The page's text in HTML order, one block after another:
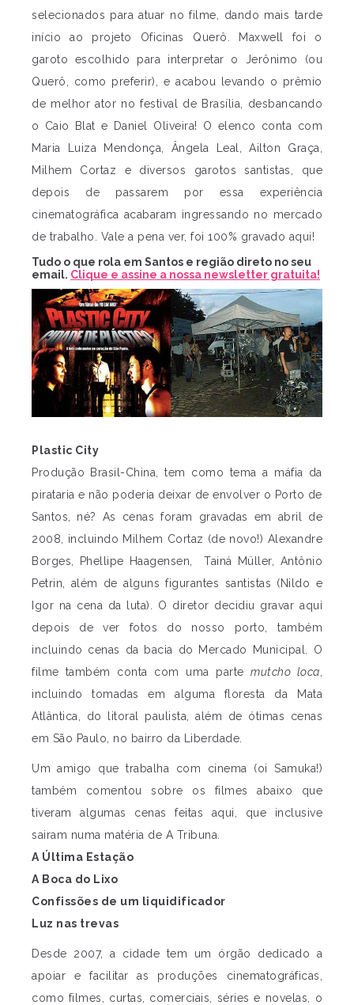
selecionados para atuar no filme, dando mais tarde
início ao projeto Oficinas Querô. Maxwell foi o
garoto escolhido para interpretar o Jerônimo (ou
Querô, como preferir), e acabou levando o prêmio
de melhor ator no festival de Brasília, desbancando
o Caio Blat e Daniel Oliveira! O elenco conta com
Maria Luiza Mendonça, Ângela Leal, Ailton Graça,
Milhem Cortaz e diversos garotos santistas, que
depois de passarem por essa experiência
cinematográfica acabaram ingressando no mercado
de trabalho. Vale a pena ver, foi 100% gravado aqui!
Tudo o que rola em Santos e região direto no seu
email. Clique e assine a nossa newsletter gratuita!
Plastic City
Produção Brasil-China, tem como tema a máfia da
pirataria e não poderia deixar de envolver o Porto de
Santos, né? As cenas foram gravadas em abril de
2008, incluindo Milhem Cortaz (de novo!) Alexandre
Borges, Phellipe Haagensen, Tainá Müller, Antônio
Petrin, além de alguns figurantes santistas (Nildo e
Igor na cena da luta). O diretor decidiu gravar aqui
depois de ver fotos do nosso porto, também
incluindo cenas da bacia do Mercado Municipal. O
filme também conta com uma partemutcho loca
incluindo tomadas em alguma floresta da Mata
Atlântica, do litoral paulista, além de ótimas cenas
em São Paulo, no bairro da Liberdade.
Um amigo que trabalha com cinema (oi Samuka!)
também comentou sobre os filmes abaixo que
tiveram algumas cenas feitas aqui, que inclusive
sairam numa matéria de A Tribuna.
A Última Estação
A Boca do Lixo
Confissões de um liquidificador
Luz nas trevas
Desde 2007, a cidade tem um órgão dedicado a
apoiar e facilitar as produções cinematográficas,
como filmes, curtas, comerciais, séries e novelas, o